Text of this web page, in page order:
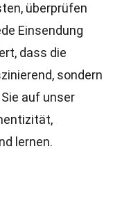
überprüfen
Einsendung
dass die
sondern
auf unser
lernen.